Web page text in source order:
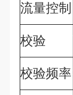
流量控制
校验
校验频率